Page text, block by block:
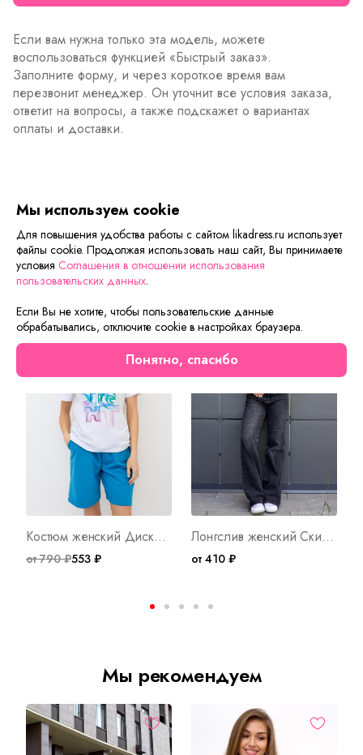
Если вам нужна только эта модель, можете
воспользоваться функцией «Быстрый заказ».
Заполните форму, и через короткое время вам
перезвонит менеджер. Он уточнит все условия заказа,
ответит на вопросы, а также подскажет о вариантах
оплаты и доставки.
Сейчас на сайте смотрят
Осталось мало
Скидка
Костюм женский Диско Б Арт. 9231
от 790 ₽553 ₽
Новинка
Лонгслив женский Скимс А Арт. 10569
от 410 ₽
Мы рекомендуем
Мы используем cookie
Для повышения удобства работы с сайтом likadress.ru использует
файлы cookie. Продолжая использовать наш сайт, Вы принимаете
условия Соглашения в отношении использования
пользовательских данных.
Если Вы не хотите, чтобы пользовательские данные
обрабатывались, отключите cookie в настройках браузера.
Понятно, спасибо